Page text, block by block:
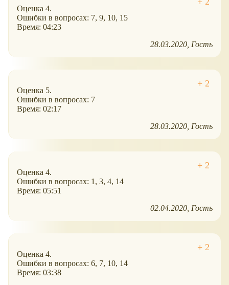
Оценка 4.
Ошибки в вопросах: 7, 9, 10, 15
Время: 04:23
28.03.2020 Гость
Оценка 5.
Ошибки в вопросах: 7
Время: 02:17
28.03.2020 Гость
Оценка 4.
Ошибки в вопросах: 1, 3, 4, 14
Время: 05:51
02.04.2020 Гость
Оценка 4.
Ошибки в вопросах: 6, 7, 10, 14
Время: 03:38